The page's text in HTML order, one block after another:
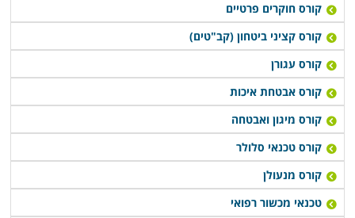
קורס חוקרים פרטיים
קורס קציני ביטחון (קב"טים)
קורס עגורן
קורס אבטחת איכות
קורס מיגון ואבטחה
קורס טכנאי סלולר
קורס מנעולן
טכנאי מכשור רפואי